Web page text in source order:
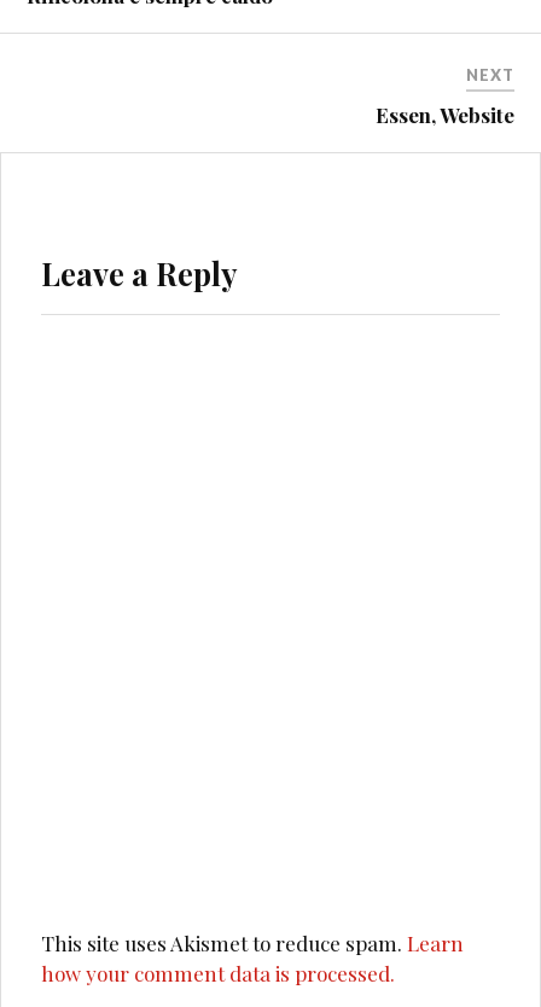
NEXT
Essen, Website
Leave a Reply
This site uses Akismet to reduce spam.Learn
how your comment data is processed.